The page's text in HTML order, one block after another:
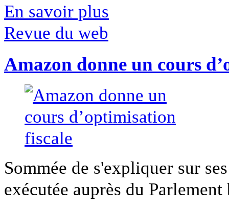
En savoir plus
Revue du web
Amazon donne un cours
Sommée de s'expliquer sur
exécutée auprès du